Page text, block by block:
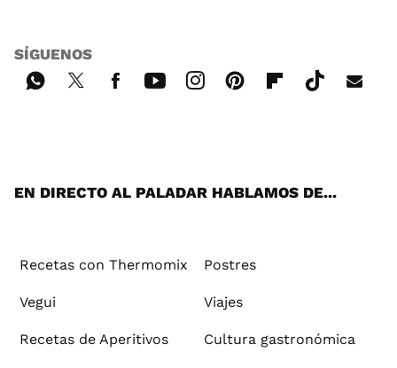
SÍGUENOS
EN DIRECTO AL PALADAR HABLAMOS DE...
Recetas con Thermomix Postres
Vegui Viajes
Recetas de Aperitivos Cultura gastronómica